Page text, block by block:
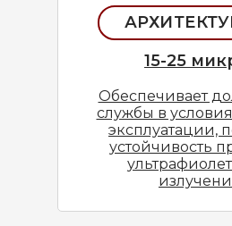
Обеспечивает
службы в
эксплуатации,
устойчивость
15-25